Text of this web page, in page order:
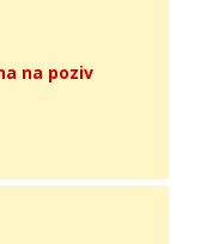
na poziv